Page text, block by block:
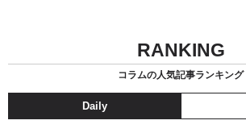
RANKING
コラムの人気記事ランキング
Daily